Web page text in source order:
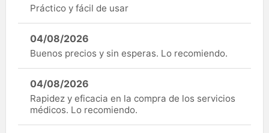
Práctico y fácil de usar
04/08/2026
Buenos precios y sin esperas. Lo recomiendo.
04/08/2026
Rapidez y eficacia en la compra de los servicios
médicos. Lo recomiendo.